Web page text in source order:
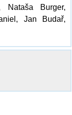
Nataša Burger,
Jan Budař,